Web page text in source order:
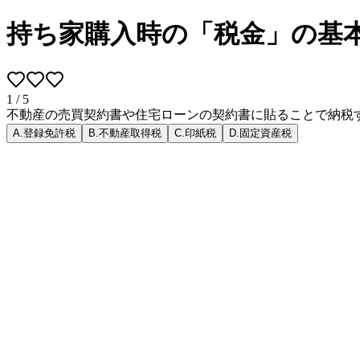
持ち家購入時の「税金」の基
1 / 5
不動産の売買契約書や住宅ローンの契約書に貼ることで納税
A 登録免許税 B 不動産取得税 C 印紙税 D 固定資産税